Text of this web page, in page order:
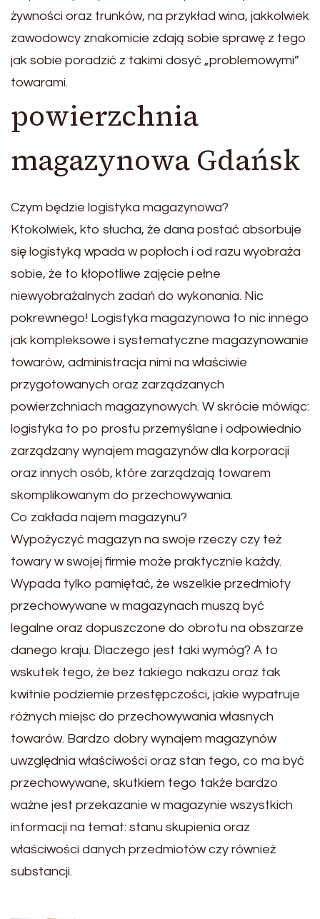
żywności oraz trunków, na przykład wina, jakkolwiek
zawodowcy znakomicie zdają sobie sprawę z tego
jak sobie poradzić z takimi dosyć „problemowymi”
towarami.
powierzchnia
magazynowa Gdańsk
Czym będzie logistyka magazynowa?
Ktokolwiek, kto słucha, że dana postać absorbuje
się logistyką wpada w popłoch i od razu wyobraża
sobie, że to kłopotliwe zajęcie pełne
niewyobrażalnych zadań do wykonania. Nic
pokrewnego! Logistyka magazynowa to nic innego
jak kompleksowe i systematyczne magazynowanie
towarów, administracja nimi na właściwie
przygotowanych oraz zarządzanych
powierzchniach magazynowych. W skrócie mówiąc:
logistyka to po prostu przemyślane i odpowiednio
zarządzany wynajem magazynów dla korporacji
oraz innych osób, które zarządzają towarem
skomplikowanym do przechowywania.
Co zakłada najem magazynu?
Wypożyczyć magazyn na swoje rzeczy czy też
towary w swojej firmie może praktycznie każdy.
Wypada tylko pamiętać, że wszelkie przedmioty
przechowywane w magazynach muszą być
legalne oraz dopuszczone do obrotu na obszarze
danego kraju. Dlaczego jest taki wymóg? A to
wskutek tego, że bez takiego nakazu oraz tak
kwitnie podziemie przestępczości, jakie wypatruje
różnych miejsc do przechowywania własnych
towarów. Bardzo dobry wynajem magazynów
uwzględnia właściwości oraz stan tego, co ma być
przechowywane, skutkiem tego także bardzo
ważne jest przekazanie w magazynie wszystkich
informacji na temat: stanu skupienia oraz
właściwości danych przedmiotów czy również
substancji.